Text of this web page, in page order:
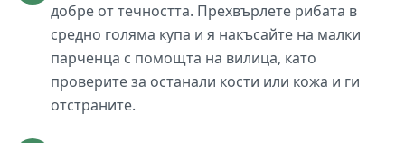
добре от течността. Прехвърлете рибата в
средно голяма купа и я накъсайте на малки
парченца с помощта на вилица, като
проверите за останали кости или кожа и ги
отстраните.